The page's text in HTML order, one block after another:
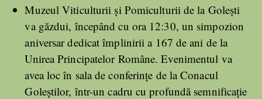
Muzeul Viticulturii şi Pomiculturii de la Goleşti
va găzdui, începând cu ora 12:30, un simpozion
aniversar dedicat împlinirii a 167 de ani de la
Unirea Principatelor Române. Evenimentul va
avea loc în sala de conferinţe de la Conacul
Goleştilor, într-un cadru cu profundă semnificaţie